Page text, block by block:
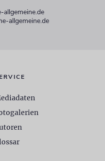
allgemeine.de
allgemeine.de